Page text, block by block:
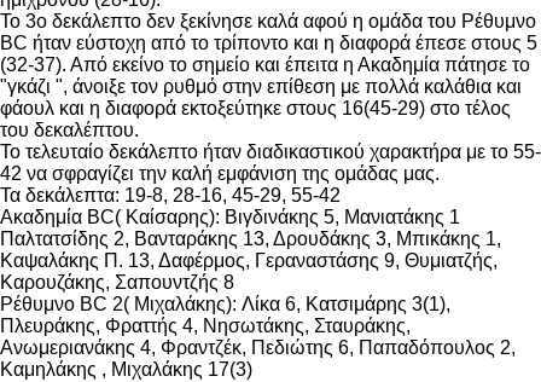
Το 3ο δεκάλεπτο δεν ξεκίνησε καλά αφού η ομάδα του Ρέθυμνο
ΒC ήταν εύστοχη από το τρίποντο και η διαφορά έπεσε στους 5
(32-37). Από εκείνο το σημείο και έπειτα η Ακαδημία πάτησε το
"γκάζι ", άνοιξε τον ρυθμό στην επίθεση με πολλά καλάθια και
φάουλ και η διαφορά εκτοξεύτηκε στους 16(45-29) στο τέλος
του δεκαλέπτου.
Το τελευταίο δεκάλεπτο ήταν διαδικαστικού χαρακτήρα με το 55-
42 να σφραγίζει την καλή εμφάνιση της ομάδας μας.
Τα δεκάλεπτα: 19-8, 28-16, 45-29, 55-42
Ακαδημία BC( Καίσαρης): Βιγδινάκης 5, Μανιατάκης 1
Παλτατσίδης 2, Βανταράκης 13, Δρουδάκης 3, Μπικάκης 1,
Καψαλάκης Π. 13, Δαφέρμος, Γεραναστάσης 9, Θυμιατζής,
Καρουζάκης, Σαπουντζής 8
Ρέθυμνο BC 2( Μιχαλάκης): Λίκα 6, Κατσιμάρης 3(1),
Πλευράκης, Φραττής 4, Νησωτάκης, Σταυράκης,
Ανωμεριανάκης 4, Φραντζέκ, Πεδιώτης 6, Παπαδόπουλος 2,
Καμηλάκης , Μιχαλάκης 17(3)